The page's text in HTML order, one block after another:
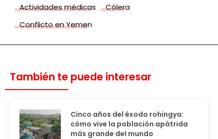
Actividades médicas
Cólera
Conflicto en Yemen
También te puede interesar
Cinco años del éxodo rohingya:
cómo vive la población apátrida
más grande del mundo